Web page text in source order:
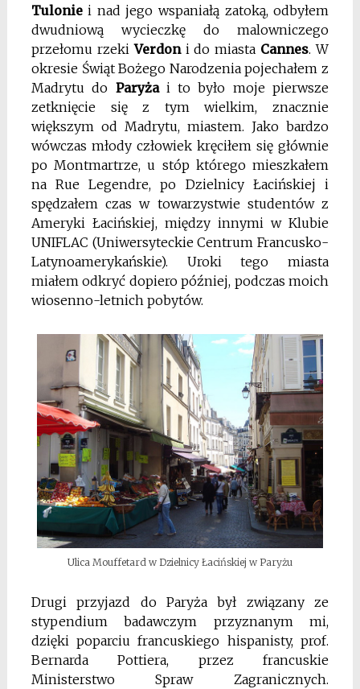
Tuloniei nad jego wspaniałą zatoką, odbyłem
dwudniową wycieczkę do malowniczego
przełomu rzekiVerdoni do miasta Cannes. W
okresie Świąt Bożego Narodzenia pojechałem z
Madrytu do Paryżai to było moje pierwsze
zetknięcie się z tym wielkim, znacznie
większym od Madrytu, miastem. Jako bardzo
wówczas młody człowiek kręciłem się głównie
po Montmartrze, u stóp którego mieszkałem
na Rue Legendre, po Dzielnicy Łacińskiej i
spędzałem czas w towarzystwie studentów z
Ameryki Łacińskiej, między innymi w Klubie
UNIFLAC (Uniwersyteckie Centrum Francusko-
Latynoamerykańskie). Uroki tego miasta
miałem odkryć dopiero później, podczas moich
wiosenno-letnich pobytów.
Ulica Mouffetard w Dzielnicy Łacińskiej w Paryżu
Drugi przyjazd do Paryża był związany ze
stypendium badawczym przyznanym mi,
dzięki poparciu francuskiego hispanisty, prof.
Bernarda Pottiera, przez francuskie
Ministerstwo Spraw Zagranicznych.